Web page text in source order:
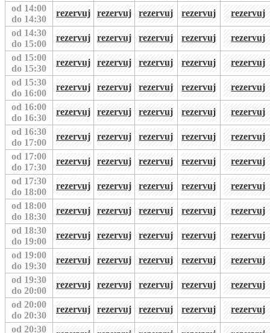
od 14:00
do 14:30
rezervuj rezervuj rezervuj rezervuj
rezervuj
od 14:30
do 15:00
rezervuj rezervuj rezervuj rezervuj
rezervuj
od 15:00
do 15:30
rezervuj rezervuj rezervuj rezervuj
rezervuj
od 15:30
do 16:00
rezervuj rezervuj rezervuj rezervuj
rezervuj
od 16:00
do 16:30
rezervuj rezervuj rezervuj rezervuj
rezervuj
od 16:30
do 17:00
rezervuj rezervuj rezervuj rezervuj
rezervuj
od 17:00
do 17:30
rezervuj rezervuj rezervuj rezervuj
rezervuj
od 17:30
do 18:00
rezervuj rezervuj rezervuj rezervuj
rezervuj
od 18:00
do 18:30
rezervuj rezervuj rezervuj rezervuj
rezervuj
od 18:30
do 19:00
rezervuj rezervuj rezervuj rezervuj
rezervuj
od 19:00
do 19:30
rezervuj rezervuj rezervuj rezervuj
rezervuj
od 19:30
do 20:00
rezervuj rezervuj rezervuj rezervuj
rezervuj
od 20:00
do 20:30
rezervuj rezervuj rezervuj rezervuj
rezervuj
od 20:30